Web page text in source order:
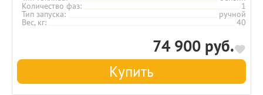
Количество фаз 1
Тип запуска ручной
Вес, кг 40
74 900 руб.
Купить